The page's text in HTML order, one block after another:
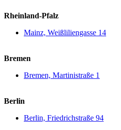
Rheinland-Pfalz
Mainz, Weißliliengasse 14
Bremen
Bremen, Martinistraße 1
Berlin
Berlin, Friedrichstraße 94